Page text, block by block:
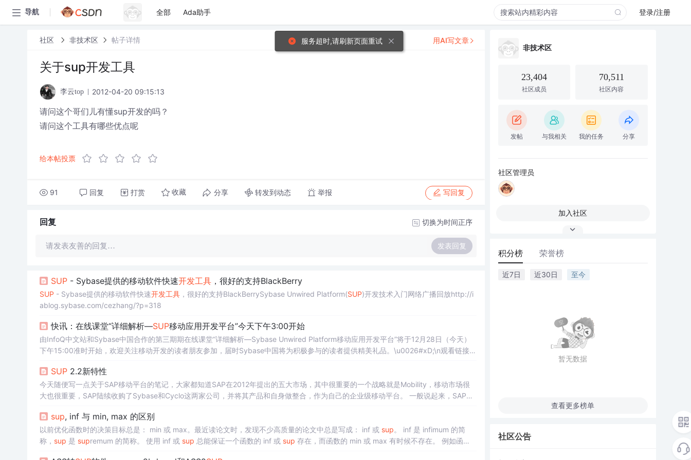
导航 全部 Ada助手 登录/注册
社区 非技术区 帖子详情
关于sup开发工具
李云top 2012-04-20 09:15:13
请问这个哥们儿有懂sup开发的吗？
请问这个工具有哪些优点呢
给本帖投票
91 回复 打赏 收藏 分享 转发到动态 举报 写回复
用AI写文章
回复 切换为时间正序
请发表友善的回复… 发表回复
SUP- Sybase提供的移动软件快速开发工具，很好的支持BlackBerry
SUP - Sybase提供的移动软件快速开发工具，很好的支持BlackBerrySybase Unwired Platform(SUP)开发技术入门网络广播回放http://i
ablog.sybase.com/cezhang/?p=318
快讯：在线课堂“详细解析—SUP移动应用开发平台”今天下午3:00开始
由InfoQ中文站和Sybase中国合作的第三期期在线课堂“详细解析—Sybase Unwired Platform移动应用开发平台”将于12月28日（今天）
下午15:00准时开始，欢迎关注移动开发的读者朋友参加，届时Sybase中国将为积极参与的读者提供精美礼品。\u0026#xD;\n观看链接：
SUP2.2新特性
今天随便写一点关于SAP移动平台的笔记，大家都知道SAP在2012年提出的五大市场，其中很重要的一个战略就是Mobility，移动市场很
大也很重要，SAP陆续收购了Sybase和Cyclo这两家公司，并将其产品和自身做整合，作为自己的企业级移动平台。 一般说起来，SAP的
sup, inf 与 min, max 的区别
以前优化函数时的决策目标总是： min 或 max。最近读论文时，发现不少高质量的论文中总是写成： inf 或 sup。 inf 是 infimum 的简
称， sup 是 sup remum 的简称。 使用 inf 或 sup 总能保证一个函数的 inf 或 sup 存在，而函数的 min 或 max 有时候不存在。 例如函
非技术区
23,404
社区成员
70,511
社区内容
发帖 与我相关 我的任务 分享
社区管理员
加入社区
积分榜 荣誉榜
近7日 近30日 至今
暂无数据
查看更多榜单
社区公告
服务超时,请刷新页面重试